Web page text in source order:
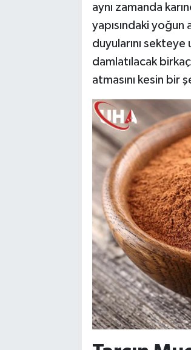
aynı zamanda
yapısındaki yoğun
duyularını
damlatılacak
atmasını kesin bir